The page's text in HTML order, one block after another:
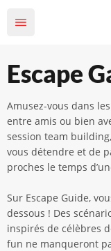
Escape
Amusez-vous dans
entre amis ou bien
session team
vous détendre et de
proches le temps
Sur Escape Guide,
dessous ! Des
inspirés de célèbres
fun ne manqueront